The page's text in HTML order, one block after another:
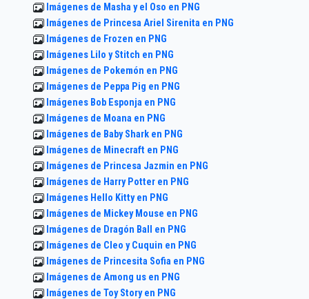
Imágenes de Masha y el Oso en PNG
Imágenes de Princesa Ariel Sirenita en PNG
Imágenes de Frozen en PNG
Imágenes Lilo y Stitch en PNG
Imágenes de Pokemón en PNG
Imágenes de Peppa Pig en PNG
Imágenes Bob Esponja en PNG
Imágenes de Moana en PNG
Imágenes de Baby Shark en PNG
Imágenes de Minecraft en PNG
Imágenes de Princesa Jazmin en PNG
Imágenes de Harry Potter en PNG
Imágenes Hello Kitty en PNG
Imágenes de Mickey Mouse en PNG
Imágenes de Dragón Ball en PNG
Imágenes de Cleo y Cuquin en PNG
Imágenes de Princesita Sofia en PNG
Imágenes de Among us en PNG
Imágenes de Toy Story en PNG